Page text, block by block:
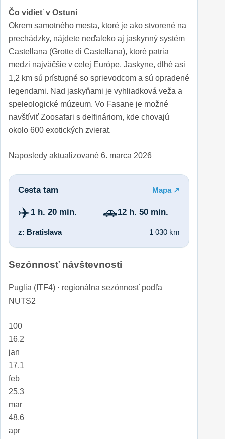
Čo vidieť v Ostuni
Okrem samotného mesta, ktoré je ako stvorené na
prechádzky, nájdete neďaleko aj jaskynný systém
Castellana (Grotte di Castellana), ktoré patria
medzi najväčšie v celej Európe. Jaskyne, dlhé asi
1,2 km sú prístupné so sprievodcom a sú opradené
legendami. Nad jaskyňami je vyhliadková veža a
speleologické múzeum. Vo Fasane je možné
navštíviť Zoosafari s delfináriom, kde chovajú
okolo 600 exotických zvierat.
Naposledy aktualizované 6. marca 2026
Cesta tam Mapa ↗
✈️1 h. 20 min. 🚗12 h. 50 min.
z: Bratislava 1 030 km
Sezónnosť návštevnosti
Puglia (ITF4) · regionálna sezónnosť podľa
NUTS2
100
16.2
jan
17.1
feb
25.3
mar
48.6
apr